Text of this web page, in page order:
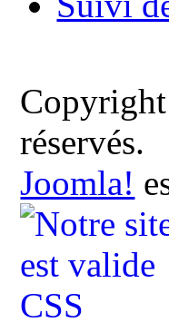
Copyright
réservés.
Joomla!